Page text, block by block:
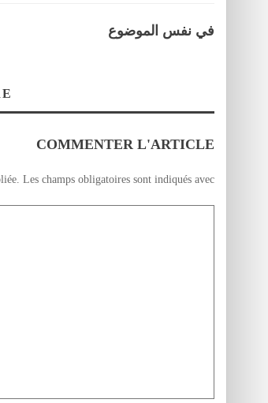
في نفس الموضوع
COMMENTER L'ARTICLE
Les champs obligatoires sont indiqués avec